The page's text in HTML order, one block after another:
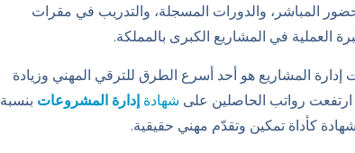
المباشر، والدورات المسجلة، والتدريب في مقرات
العملية في المشاريع الكبرى بالمملكة.
إدارة المشاريع هو أحد أسرع الطرق للترقي المهني وزيادة
شهادةإدارة المشروعات بنسبة
كأداة تمكين وتقدّم مهني حقيقية.